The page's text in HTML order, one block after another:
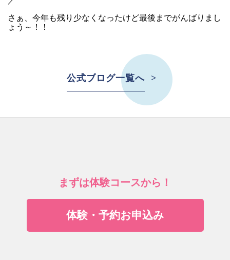
さぁ、今年も残り少なくなったけど最後までがんばりまし
ょう～！！
公式ブログ一覧へ
まずは体験コースから！
体験・予約お申込み